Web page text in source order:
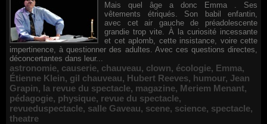
Mais quel âge a donc Emma . Ses
vêtements étriqués. Son babil enfantin,
avec cet air gauche de préadolescente
grandie trop vite. À la curiosité incessante
et cet aplomb, cette insistance, voire cette
impertinence, à questionner des adultes. Avec ces questions directes,
déconcertantes dans leur...
astronomie, causerie, chauveau, clown, écologie, Emma,
Étienne Klein, gil chauveau, Hubert Reeves, humour, Jean
Grapin, la revue du spectacle, magazine, Meriem Menant,
pédagogie, physique, revue du spectacle,
revueduspectacle, salle Gaveau, scene, science, spectacle,
theatre